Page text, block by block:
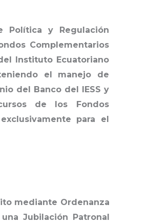
Política y Regulación
Complementarios
Instituto Ecuatoriano
el manejo de
del Banco del IESS y
de los Fondos
para el
mediante Ordenanza
Jubilación Patronal